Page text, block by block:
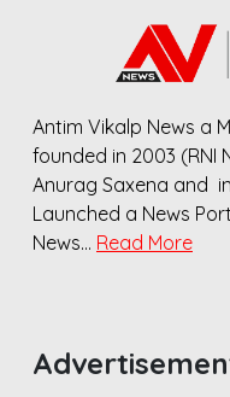
Antim Vikalp News a
founded in 2003 (RNI
Anurag Saxena and
Launched a News
News… Read More